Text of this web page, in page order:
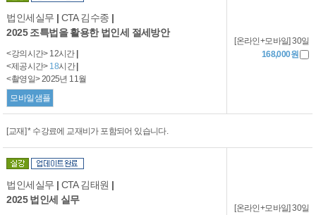
법인세실무 | CTA 김수종 |
2025 조특법을 활용한 법인세 절세방안
<강의시간> 12시간
<제공시간> 18시간
<촬영일> 2025년 11월
모바일샘플
[온라인+모바일] 30일
168,000원
[교재] * 수강료에 교재비가 포함되어 있습니다.
법인세실무 | CTA 김태원 |
2025 법인세 실무
[온라인+모바일] 30일